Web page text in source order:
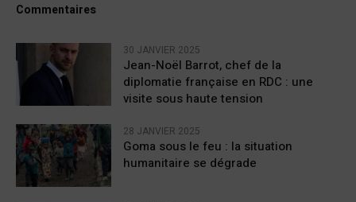
Commentaires
30 JANVIER 2025
Jean-Noël Barrot, chef de la
diplomatie française en RDC : une
visite sous haute tension
28 JANVIER 2025
Goma sous le feu : la situation
humanitaire se dégrade